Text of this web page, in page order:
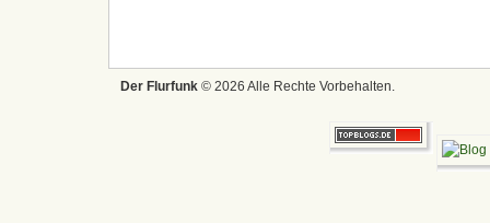
Der Flurfunk © 2026 Alle Rechte Vorbehalten.